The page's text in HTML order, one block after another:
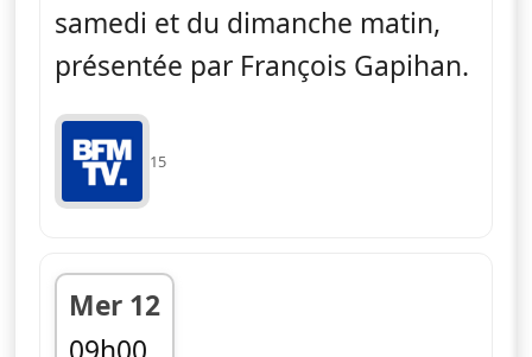
samedi et du dimanche matin,
présentée par François Gapihan.
15
Mer 12